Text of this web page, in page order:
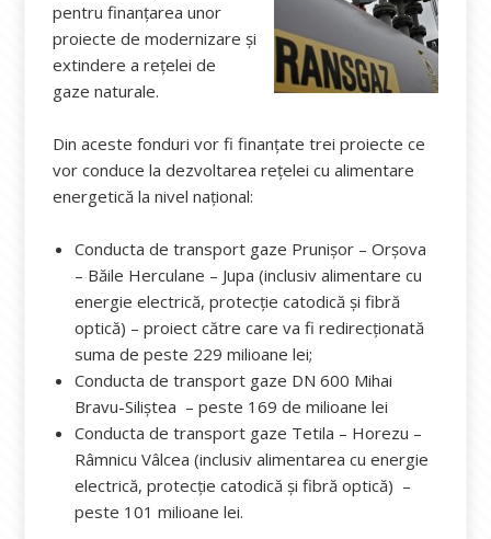
pentru finanțarea unor
proiecte de modernizare și
extindere a rețelei de
gaze naturale.
Din aceste fonduri vor fi finanțate trei proiecte ce
vor conduce la dezvoltarea rețelei cu alimentare
energetică la nivel național:
Conducta de transport gaze Prunișor – Orșova
– Băile Herculane – Jupa (inclusiv alimentare cu
energie electrică, protecție catodică și fibră
optică) – proiect către care va fi redirecționată
suma de peste 229 milioane lei;
Conducta de transport gaze DN 600 Mihai
Bravu-Siliștea – peste 169 de milioane lei
Conducta de transport gaze Tetila – Horezu –
Râmnicu Vâlcea (inclusiv alimentarea cu energie
electrică, protecție catodică și fibră optică) –
peste 101 milioane lei.